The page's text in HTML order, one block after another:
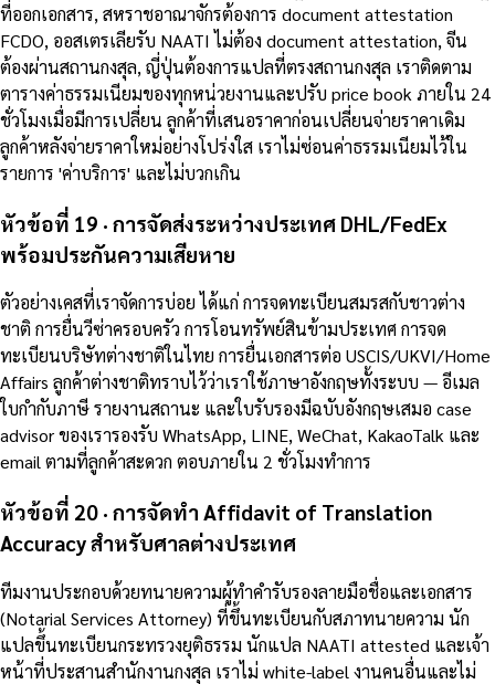
ที่ออกเอกสาร, สหราชอาณาจักรต้องการ document attestation
FCDO, ออสเตรเลียรับ NAATI ไม่ต้อง document attestation, จีน
ต้องผ่านสถานกงสุล, ญี่ปุ่นต้องการแปลที่ตรงสถานกงสุล เราติดตาม
ตารางค่าธรรมเนียมของทุกหน่วยงานและปรับ price book ภายใน 24
ชั่วโมงเมื่อมีการเปลี่ยน ลูกค้าที่เสนอราคาก่อนเปลี่ยนจ่ายราคาเดิม
ลูกค้าหลังจ่ายราคาใหม่อย่างโปร่งใส เราไม่ซ่อนค่าธรรมเนียมไว้ใน
รายการ 'ค่าบริการ' และไม่บวกเกิน
หัวข้อที่ 19 · การจัดส่งระหว่างประเทศ DHL/FedEx
พร้อมประกันความเสียหาย
ตัวอย่างเคสที่เราจัดการบ่อย ได้แก่ การจดทะเบียนสมรสกับชาวต่าง
ชาติ การยื่นวีซ่าครอบครัว การโอนทรัพย์สินข้ามประเทศ การจด
ทะเบียนบริษัทต่างชาติในไทย การยื่นเอกสารต่อ USCIS/UKVI/Home
Affairs ลูกค้าต่างชาติทราบไว้ว่าเราใช้ภาษาอังกฤษทั้งระบบ — อีเมล
ใบกำกับภาษี รายงานสถานะ และใบรับรองมีฉบับอังกฤษเสมอ case
advisor ของเรารองรับ WhatsApp, LINE, WeChat, KakaoTalk และ
email ตามที่ลูกค้าสะดวก ตอบภายใน 2 ชั่วโมงทำการ
หัวข้อที่ 20 · การจัดทำ Affidavit of Translation
Accuracy สำหรับศาลต่างประเทศ
ทีมงานประกอบด้วยทนายความผู้ทำคำรับรองลายมือชื่อและเอกสาร
(Notarial Services Attorney) ที่ขึ้นทะเบียนกับสภาทนายความ นัก
แปลขึ้นทะเบียนกระทรวงยุติธรรม นักแปล NAATI attested และเจ้า
หน้าที่ประสานสำนักงานกงสุล เราไม่ white-label งานคนอื่นและไม่